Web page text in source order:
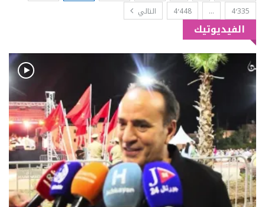
4٬335
… 4٬448 التالي
الفيديوتيك